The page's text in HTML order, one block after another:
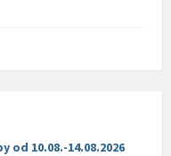
10.08.-14.08.2026